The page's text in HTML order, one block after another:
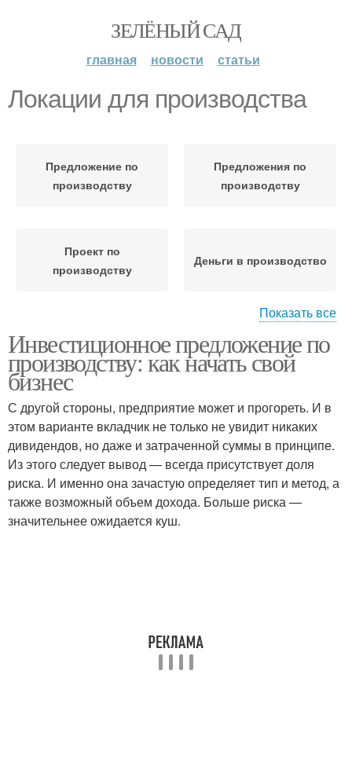
ЗЕЛЁНЫЙ САД
главная новости статьи
Локации для производства
Предложение по
производству
Предложения по
производству
Проект по
производству
Деньги в производство
производство
Показать все
Инвестиционное предложение по
производству: как начать свой
бизнес
С другой стороны, предприятие может и прогореть. И в
этом варианте вкладчик не только не увидит никаких
дивидендов, но даже и затраченной суммы в принципе.
Из этого следует вывод — всегда присутствует доля
риска. И именно она зачастую определяет тип и метод, а
также возможный объем дохода. Больше риска —
значительнее ожидается куш.